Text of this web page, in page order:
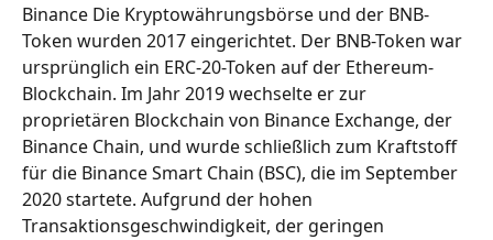
Binance Die Kryptowährungsbörse und der BNB-
Token wurden 2017 eingerichtet. Der BNB-Token war
ursprünglich ein ERC-20-Token auf der Ethereum-
Blockchain. Im Jahr 2019 wechselte er zur
proprietären Blockchain von Binance Exchange, der
Binance Chain, und wurde schließlich zum Kraftstoff
für die Binance Smart Chain (BSC), die im September
2020 startete. Aufgrund der hohen
Transaktionsgeschwindigkeit, der geringen